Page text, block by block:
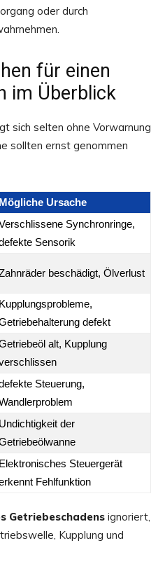
oder durch
für einen
im Überblick
sich selten ohne Vorwarnung
sollten ernst genommen
Mögliche Ursache
Synchronringe,
Sensorik
beschädigt, Ölverlust
Kupplungsprobleme,
defekt
alt, Kupplung
Steuerung,
Undichtigkeit der
Elektronisches Steuergerät
Fehlfunktion
Getriebeschadens ignoriert,
Kupplung und